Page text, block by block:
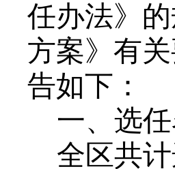
任办法》
方案》有
告如下：
一、选
全区共